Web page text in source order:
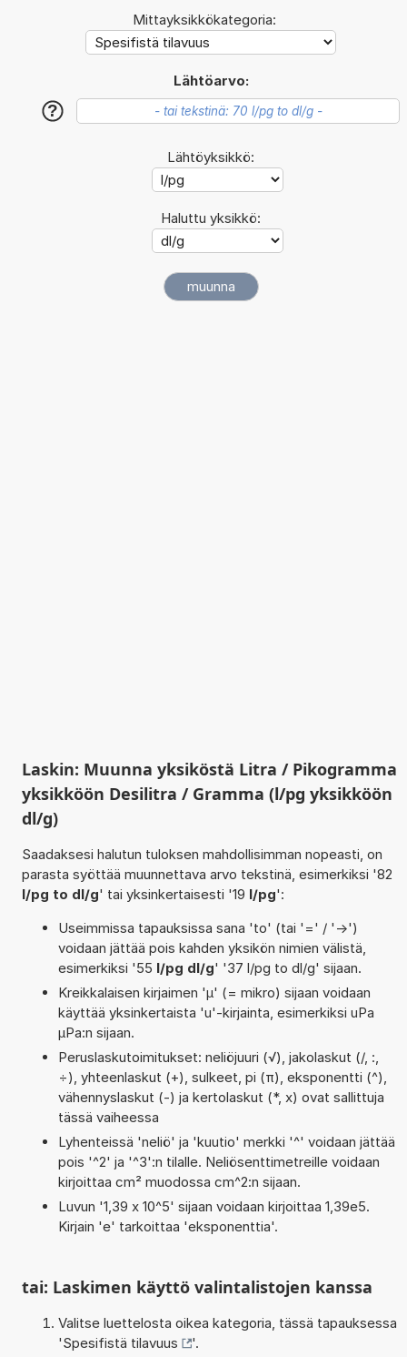
Mittayksikkökategoria:
Lähtöarvo:
?
Lähtöyksikkö:
Haluttu yksikkö:
Laskin: Muunna yksiköstä Litra / Pikogramma
yksikköön Desilitra / Gramma (l/pg yksikköön
dl/g)
Saadaksesi halutun tuloksen mahdollisimman nopeasti, on
parasta syöttää muunnettava arvo tekstinä, esimerkiksi '82
l/pg to dl/g' tai yksinkertaisesti '19 l/pg':
Useimmissa tapauksissa sana 'to' (tai '=' / '->')
voidaan jättää pois kahden yksikön nimien välistä,
esimerkiksi '55 l/pg dl/g' '37 l/pg to dl/g' sijaan.
Kreikkalaisen kirjaimen 'µ' (= mikro) sijaan voidaan
käyttää yksinkertaista 'u'-kirjainta, esimerkiksi uPa
µPa:n sijaan.
Peruslaskutoimitukset: neliöjuuri (√), jakolaskut (/, :,
÷), yhteenlaskut (+), sulkeet, pi (π), eksponentti (^),
vähennyslaskut (-) ja kertolaskut (*, x) ovat sallittuja
tässä vaiheessa
Lyhenteissä 'neliö' ja 'kuutio' merkki '^' voidaan jättää
pois '^2' ja '^3':n tilalle. Neliösenttimetreille voidaan
kirjoittaa cm² muodossa cm^2:n sijaan.
Luvun '1,39 x 10^5' sijaan voidaan kirjoittaa 1,39e5.
Kirjain 'e' tarkoittaa 'eksponenttia'.
tai: Laskimen käyttö valintalistojen kanssa
Valitse luettelosta oikea kategoria, tässä tapauksessa
'Spesifistä tilavuus
'.